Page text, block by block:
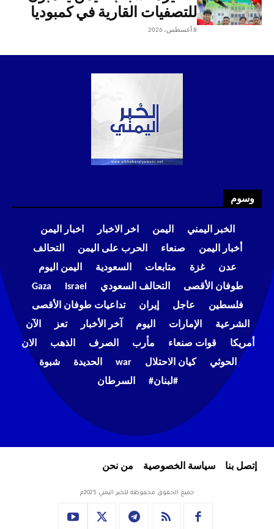
للتصفيات القارية في كمبوديا
8 أغسطس، 2026
وسوم
الخبر اليمني اليمن اخر الاخبار
اخبار اليمن
أخبار اليمن
صنعاء الحرب على اليمن
التحالف
عدن
غزة متابعات السعودية
اليمن اليوم
طوفان الأقصى
التحالف السعودي Israel
Gaza
فلسطين
عاجل إيران
تداعيات طوفان الأقصى
الشرعية
الإمارات اليوم آخر الأخبار تعز
الآن
أمريكا
قوات صنعاء مأرب الصرف الذهب
الان
الحوثي
كيان الاحتلال war الحديدة
شبوة
#لبنان#
السرطان
إتصل بنا سياسة الخصوصية من نحن
جميع الحقوق محفوظة للخبر اليمني 2025م